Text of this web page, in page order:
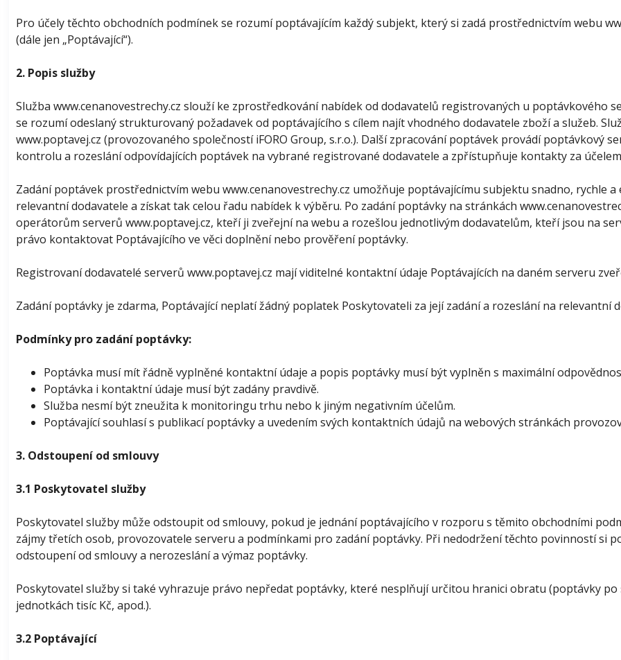
Pro účely těchto obchodních podmínek se rozumí poptávajícím každý subjekt, který si zadá prostřednictvím webu
(dále jen „Poptávající“).
2. Popis služby
Služba www.cenanovestrechy.cz slouží ke zprostředkování nabídek od dodavatelů registrovaných u poptávkového
se rozumí odeslaný strukturovaný požadavek od poptávajícího s cílem najít vhodného dodavatele zboží a služeb.
www.poptavej.cz (provozovaného společností iFORO Group, s.r.o.). Další zpracování poptávek provádí poptávkový
kontrolu a rozeslání odpovídajících poptávek na vybrané registrované dodavatele a zpřístupňuje kontakty za
Zadání poptávek prostřednictvím webu www.cenanovestrechy.cz umožňuje poptávajícímu subjektu snadno, rychle
relevantní dodavatele a získat tak celou řadu nabídek k výběru. Po zadání poptávky na stránkách
operátorům serverů www.poptavej.cz, kteří ji zveřejní na webu a rozešlou jednotlivým dodavatelům, kteří jsou na
právo kontaktovat Poptávajícího ve věci doplnění nebo prověření poptávky.
Registrovaní dodavatelé serverů www.poptavej.cz mají viditelné kontaktní údaje Poptávajících na daném serveru
Zadání poptávky je zdarma, Poptávající neplatí žádný poplatek Poskytovateli za její zadání a rozeslání na relevantní
Podmínky pro zadání poptávky:
Poptávka musí mít řádně vyplněné kontaktní údaje a popis poptávky musí být vyplněn s maximální
Poptávka i kontaktní údaje musí být zadány pravdivě.
Služba nesmí být zneužita k monitoringu trhu nebo k jiným negativním účelům.
Poptávající souhlasí s publikací poptávky a uvedením svých kontaktních údajů na webových stránkách
3. Odstoupení od smlouvy
3.1 Poskytovatel služby
Poskytovatel služby může odstoupit od smlouvy, pokud je jednání poptávajícího v rozporu s těmito obchodními
zájmy třetích osob, provozovatele serveru a podmínkami pro zadání poptávky. Při nedodržení těchto povinností si
odstoupení od smlouvy a nerozeslání a výmaz poptávky.
Poskytovatel služby si také vyhrazuje právo nepředat poptávky, které nesplňují určitou hranici obratu (poptávky
jednotkách tisíc Kč, apod.).
3.2 Poptávající